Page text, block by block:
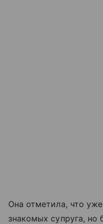
Она отметила, что
знакомых супруга, но